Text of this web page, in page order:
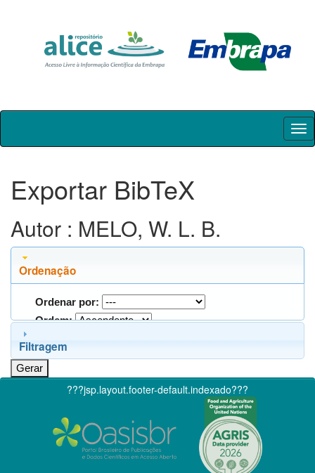
Skip
Exportar BibTeX
Autor : MELO, W. L. B.
Ordenação
Ordenar por:
Ordem:
Filtragem
???jsp.layout.footer-default.indexado???